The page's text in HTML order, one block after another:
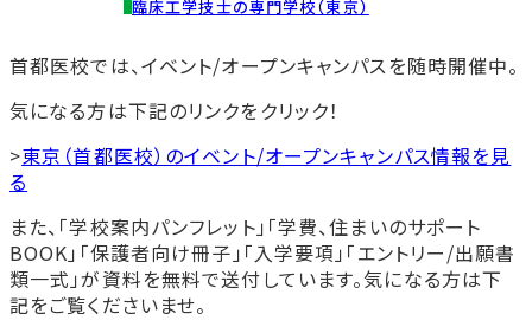
臨床工学技士の専門学校（東京）
首都医校では、イベント/オープンキャンパスを随時開催中。
気になる方は下記のリンクをクリック！
>東京（首都医校）のイベント/オープンキャンパス情報を見
る
また、「学校案内パンフレット」「学費、住まいのサポート
BOOK」「保護者向け冊子」「入学要項」「エントリー/出願書
類一式」が資料を無料で送付しています。気になる方は下
記をご覧くださいませ。